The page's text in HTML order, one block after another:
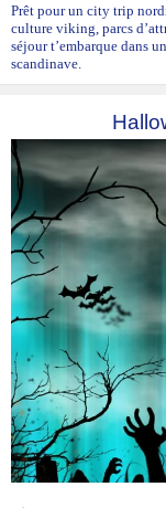
Prêt pour un city trip
culture viking, parcs
séjour t’embarque dans
scandinave.